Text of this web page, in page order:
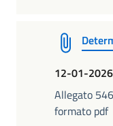
12-01-2026
Allegato
formato pdf